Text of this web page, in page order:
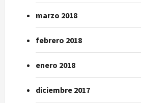
marzo 2018
febrero 2018
enero 2018
diciembre 2017